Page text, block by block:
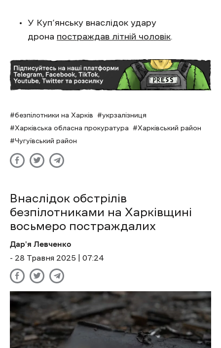
У Куп’янську внаслідок удару
дрона постраждав літній чоловік
безпілотники на Харків
укрзалізниця
Харківська обласна прокуратура
Харківський район
Чугуївський район
Внаслідок обстрілів
безпілотниками на Харківщині
восьмеро постраждалих
Дар'я Левченко
- 28 Травня 2025 | 07:24